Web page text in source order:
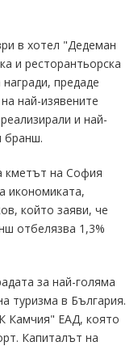
в хотел "Дедеман
и ресторантьорска
предаде
най-изявените
и най-
бранш.
кметът на София
икономиката,
който заяви, че
отбелязва 1,3%
за най-голяма
туризма в България.
Камчия" ЕАД, която
Капиталът на